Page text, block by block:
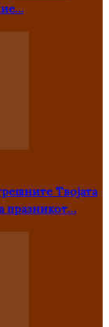
Твојата
празникот…